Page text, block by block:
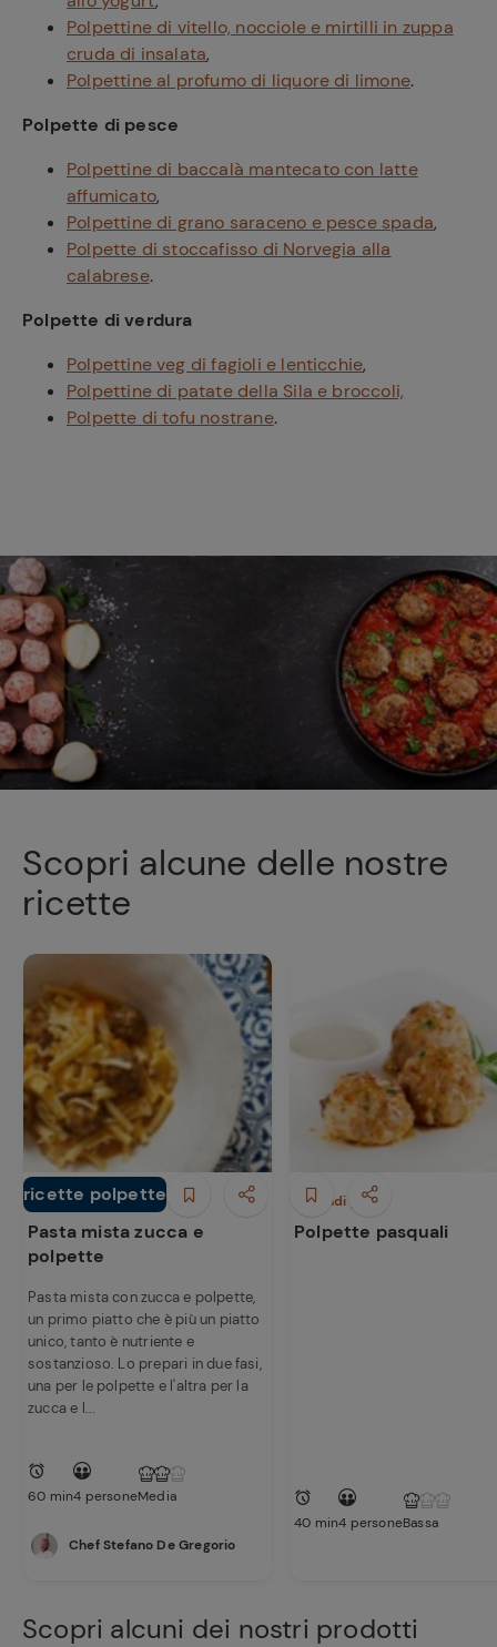
Polpettine di vitello, nocciole e mirtilli in zuppa
cruda di insalata,
Polpettine al profumo di liquore di limone.
Polpette di pesce
Polpettine di baccalà mantecato con latte
affumicato,
Polpettine di grano saraceno e pesce spada,
Polpette di stoccafisso di Norvegia alla
calabrese.
Polpette di verdura
Polpettine veg di fagioli e lenticchie,
Polpettine di patate della Sila e broccoli,
Polpette di tofu nostrane.
Scopri alcune delle nostre
ricette
ricette polpette
Primi piatti
Pasta mista zucca e
polpette
Pasta mista con zucca e polpette,
un primo piatto che è più un piatto
unico, tanto è nutriente e
sostanzioso. Lo prepari in due fasi,
una per le polpette e l'altra per la
zucca e l...
60 min4 personeMedia
Chef Stefano De Gregorio
Secondi piatti
Polpette pasquali
40 min4 personeBassa
Scopri alcuni dei nostri prodotti
Ricette